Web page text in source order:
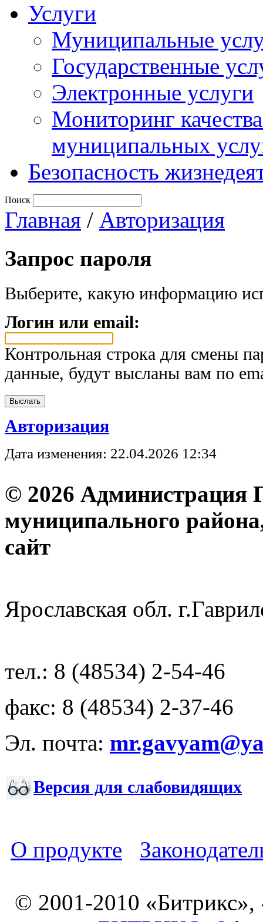
Услуги
Муниципальные
Государственные
Электронные услуги
Мониторинг
муниципальных
Безопасность
Поиск
Главная / Авторизация
Запрос пароля
Выберите, какую информацию
Логин или email:
Контрольная строка для смены
данные, будут высланы вам по
Авторизация
Дата изменения: 22.04.2026 12:34
© 2026 Администрация
муниципального
Ярославская обл.
тел.: 8 (48534) 2-54-46
факс: 8 (48534) 2-37-46
Эл. почта:
Версия для слабовидящих
О продукте
© 2001-2010 «Битрикс»,